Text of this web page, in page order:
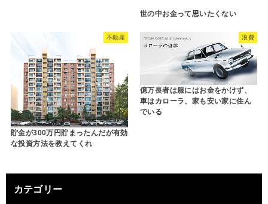
世の中お金って思いたくない
不動産
貯金が300万円貯まったんだが有効
な投資方法を教えてくれ
浪費
億万長者は服にはお金をかけず、
車はカローラ、家も安い家に住ん
でいる
カテゴリー